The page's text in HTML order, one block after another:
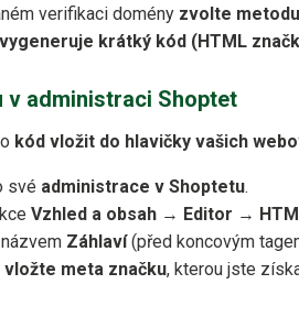
verifikaci domény zvolte
vygeneruje krátký kód (HTML
v administraci Shoptet
kód vložit do hlavičky vašich
své administrace v Shoptetu.
Vzhled a obsah → Editor →
Záhlaví(před koncovým
vložte meta značku, kterou jste